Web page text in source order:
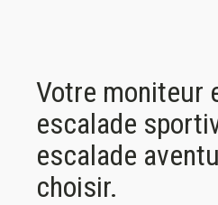
Votre moniteur
escalade
escalade
choisir.